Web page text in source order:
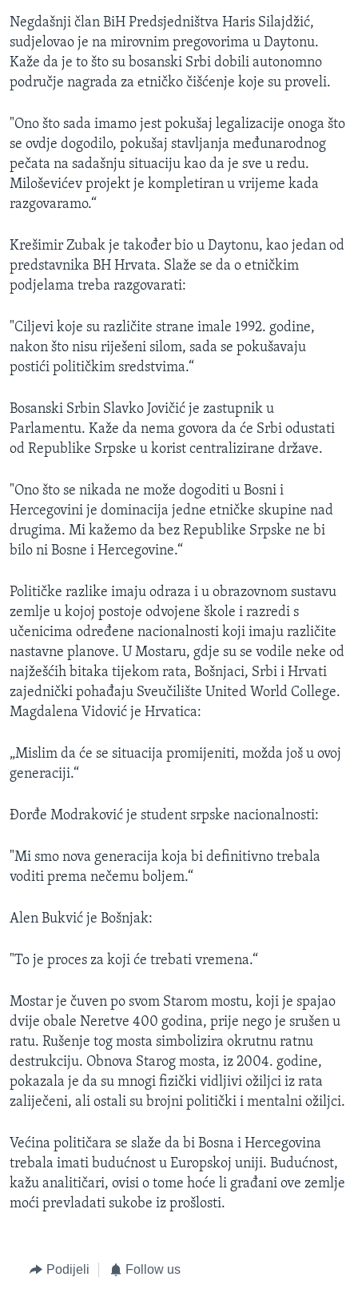
Negdašnji član BiH Predsjedništva Haris Silajdžić,
sudjelovao je na mirovnim pregovorima u Daytonu.
Kaže da je to što su bosanski Srbi dobili autonomno
područje nagrada za etničko čišćenje koje su proveli.
"Ono što sada imamo jest pokušaj legalizacije onoga što
se ovdje dogodilo, pokušaj stavljanja međunarodnog
pečata na sadašnju situaciju kao da je sve u redu.
Miloševićev projekt je kompletiran u vrijeme kada
razgovaramo.“
Krešimir Zubak je također bio u Daytonu, kao jedan od
predstavnika BH Hrvata. Slaže se da o etničkim
podjelama treba razgovarati:
"Ciljevi koje su različite strane imale 1992. godine,
nakon što nisu riješeni silom, sada se pokušavaju
postići političkim sredstvima.“
Bosanski Srbin Slavko Jovičić je zastupnik u
Parlamentu. Kaže da nema govora da će Srbi odustati
od Republike Srpske u korist centralizirane države.
"Ono što se nikada ne može dogoditi u Bosni i
Hercegovini je dominacija jedne etničke skupine nad
drugima. Mi kažemo da bez Republike Srpske ne bi
bilo ni Bosne i Hercegovine.“
Političke razlike imaju odraza i u obrazovnom sustavu
zemlje u kojoj postoje odvojene škole i razredi s
učenicima određene nacionalnosti koji imaju različite
nastavne planove. U Mostaru, gdje su se vodile neke od
najžešćih bitaka tijekom rata, Bošnjaci, Srbi i Hrvati
zajednički pohađaju Sveučilište United World College.
Magdalena Vidović je Hrvatica:
„Mislim da će se situacija promijeniti, možda još u ovoj
generaciji.“
Đorđe Modraković je student srpske nacionalnosti:
"Mi smo nova generacija koja bi definitivno trebala
voditi prema nečemu boljem.“
Alen Bukvić je Bošnjak:
"To je proces za koji će trebati vremena.“
Mostar je čuven po svom Starom mostu, koji je spajao
dvije obale Neretve 400 godina, prije nego je srušen u
ratu. Rušenje tog mosta simbolizira okrutnu ratnu
destrukciju. Obnova Starog mosta, iz 2004. godine,
pokazala je da su mnogi fizički vidljivi ožiljci iz rata
zaliječeni, ali ostali su brojni politički i mentalni ožiljci.
Većina političara se slaže da bi Bosna i Hercegovina
trebala imati budućnost u Europskoj uniji. Budućnost,
kažu analitičari, ovisi o tome hoće li građani ove zemlje
moći prevladati sukobe iz prošlosti.
Podijeli Follow us